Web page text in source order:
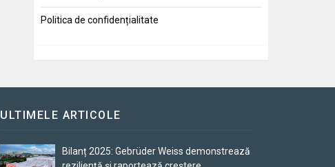
Politica de confidențialitate
ULTIMELE ARTICOLE
Bilanț 2025: Gebrüder Weiss demonstrează